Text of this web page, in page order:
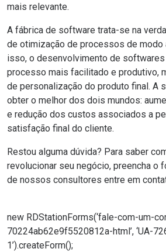
mais relevante.
A fábrica de software trata-se na
de otimização de processos de modo
isso, o desenvolvimento de
processo mais facilitado e produtivo,
de personalização do produto final. A
obter o melhor dos dois mundos:
e redução dos custos associados a
satisfação final do cliente.
Restou alguma dúvida? Para saber
revolucionar seu negócio, preencha o
de nossos consultores entre em
new RDStationForms(‘fale-com-um-
70224ab62e9f5520812a-html’, ‘UA-
1’).createForm();